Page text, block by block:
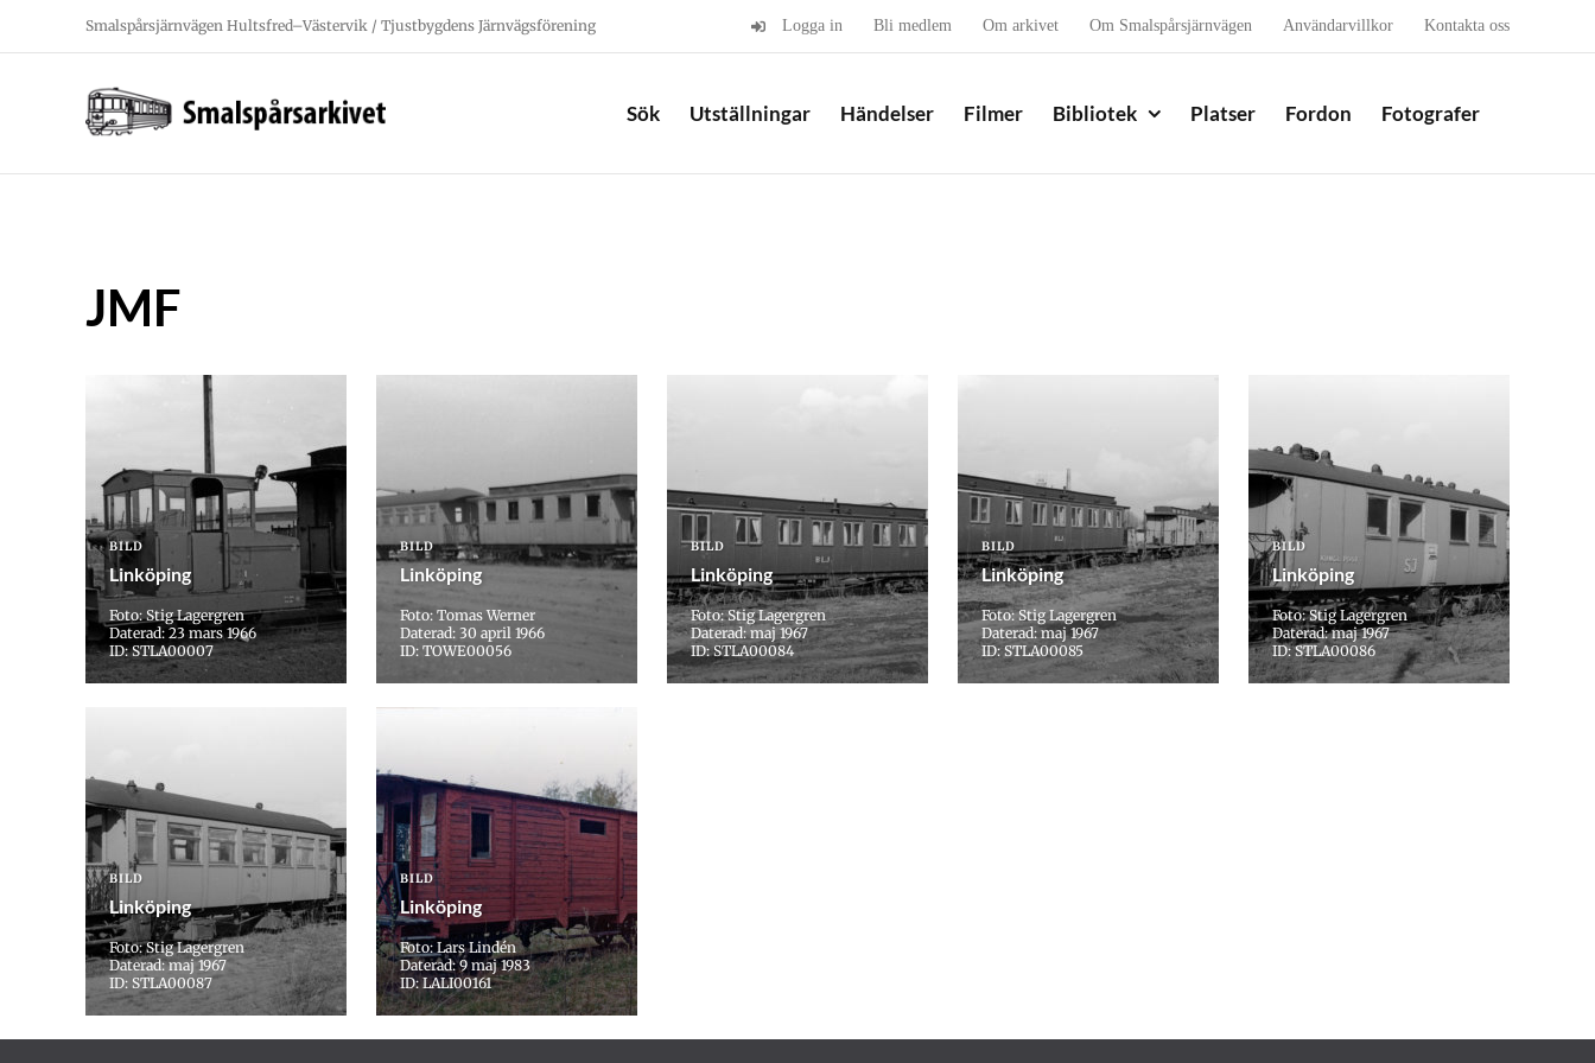
Smalspårsjärnvägen Hultsfred–Västervik / Tjustbygdens Järnvägsförening Logga in Bli medlem Om arkivet Om Smalspårsjärnvägen Användarvillkor Kontakta oss
Sök Utställningar Händelser Filmer Bibliotek Platser Fordon Fotografer
JMF
BILD
Linköping
Foto: Stig Lagergren
Daterad: 23 mars 1966
ID: STLA00007
BILD
Linköping
Foto: Tomas Werner
Daterad: 30 april 1966
ID: TOWE00056
BILD
Linköping
Foto: Stig Lagergren
Daterad: maj 1967
ID: STLA00084
BILD
Linköping
Foto: Stig Lagergren
Daterad: maj 1967
ID: STLA00085
BILD
Linköping
Foto: Stig Lagergren
Daterad: maj 1967
ID: STLA00086
BILD
Linköping
Foto: Stig Lagergren
Daterad: maj 1967
ID: STLA00087
BILD
Linköping
Foto: Lars Lindén
Daterad: 9 maj 1983
ID: LALI00161